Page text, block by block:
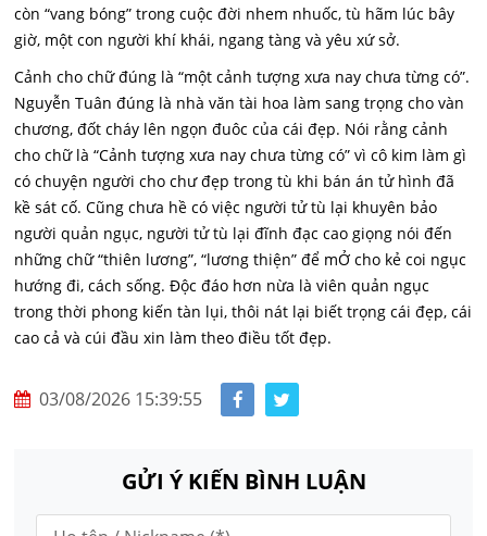
còn “vang bóng” trong cuộc đời nhem nhuốc, tù hãm lúc bây
giờ, một con người khí khái, ngang tàng và yêu xứ sở.
Cảnh cho chữ đúng là “một cảnh tượng xưa nay chưa từng có”.
Nguyễn Tuân đúng là nhà văn tài hoa làm sang trọng cho vàn
chương, đốt cháy lên ngọn đuôc của cái đẹp. Nói rằng cảnh
cho chữ là “Cảnh tượng xưa nay chưa từng có” vì cô kim làm gì
có chuyện người cho chư đẹp trong tù khi bán án tử hình đã
kề sát cố. Cũng chưa hề có việc người tử tù lại khuyên bảo
người quản ngục, người tử tù lại đĩnh đạc cao giọng nói đến
những chữ “thiên lương”, “lương thiện” để mỞ cho kẻ coi ngục
hướng đi, cách sống. Độc đáo hơn nừa là viên quản ngục
trong thời phong kiến tàn lụi, thôi nát lại biết trọng cái đẹp, cái
cao cả và cúi đầu xin làm theo điều tốt đẹp.
03/08/2026 15:39:55
GỬI Ý KIẾN BÌNH LUẬN